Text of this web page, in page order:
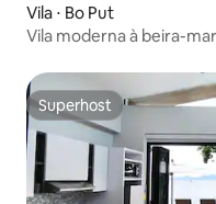
Vila ⋅ Bo Put
Vila moderna à beira-
Superhost
Superhost